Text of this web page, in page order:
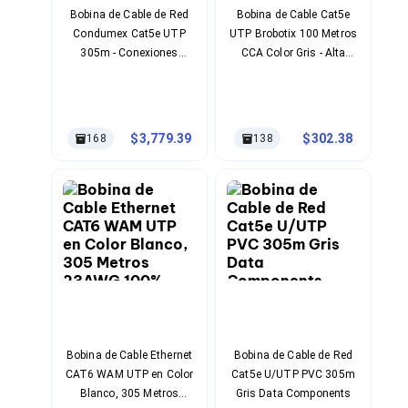
Soportes para Monitores
Monitores Portátiles
Filtros de Privacidad para Monitores
Memorias RAM para Servidores
Memorias USB
Lectores de Memoria
Memorias Flash
Componentes
Tarjetas de Expansión
Tarjetas PCI Express
Enfriamiento y Ventilación
Disipadores para CPU
Pasta Térmica
Bobina de Cable de Red
Condumex Cat5e UTP
305m - Conexiones
168 3,779.39
Bobina de Cable Cat5e
UTP Brobotix 100 Metros
CCA Color Gris - Alta
138 302.38
Bobina de Cable Ethernet
CAT6 WAM UTP en Color
Blanco, 305 Metros
Bobina de Cable de Red
Cat5e U/UTP PVC 305m
Gris Data Components